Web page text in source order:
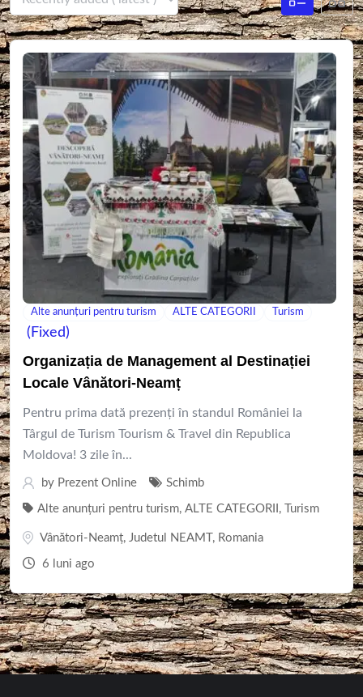
Alte anunțuri pentru turism ALTE CATEGORII Turism
(Fixed)
Organizația de Management al Destinației
Locale Vânători-Neamț
Pentru prima dată prezenți în standul României la
Târgul de Turism Tourism & Travel din Republica
Moldova! 3 zile în...
by Prezent Online Schimb
Alte anunțuri pentru turism, ALTE CATEGORII , Turism
Vânători-Neamț, Judetul NEAMT, Romania
6 luni ago